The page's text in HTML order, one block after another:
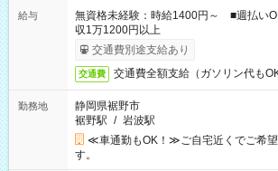
給与
無資格未経験：時給1400円～ ■週払
収1万1200円以上
交通費別途支給あり
交通費 交通費全額支給（ガソリン代もOK
勤務地
静岡県裾野市
裾野駅 / 岩波駅
≪車通勤もOK！≫ご自宅近くでご希望
す。